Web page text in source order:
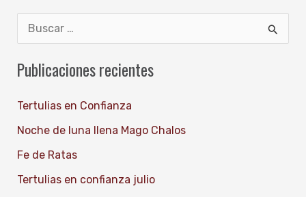
s
p
o
Publicaciones recientes
Tertulias en Confianza
Noche de luna llena Mago Chalos
Fe de Ratas
Tertulias en confianza julio